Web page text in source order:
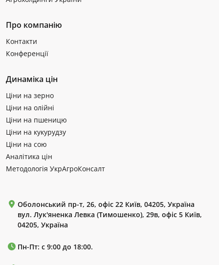
Про компанію
Контакти
Конференції
Динаміка цін
Ціни на зерно
Ціни на олійні
Ціни на пшеницю
Ціни на кукурудзу
Ціни на сою
Аналітика цін
Методологія УкрАгроКонсалт
Оболонський пр-т, 26, офіс 22 Київ, 04205, Україна
вул. Лук'яненка Левка (Тимошенко), 29в, офіс 5 Київ,
04205, Україна
Пн-Пт: с 9:00 до 18:00.